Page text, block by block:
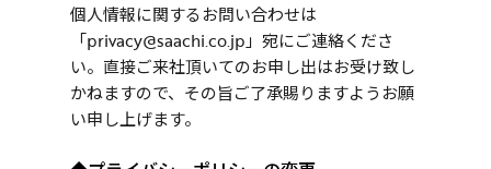
個人情報に関するお問い合わせは
「privacy@saachi.co.jp」宛にご連絡くださ
い。 直接ご来社頂いてのお申し出はお受け致し
かねますので、その旨ご了承賜りますようお願
い申し上げます。